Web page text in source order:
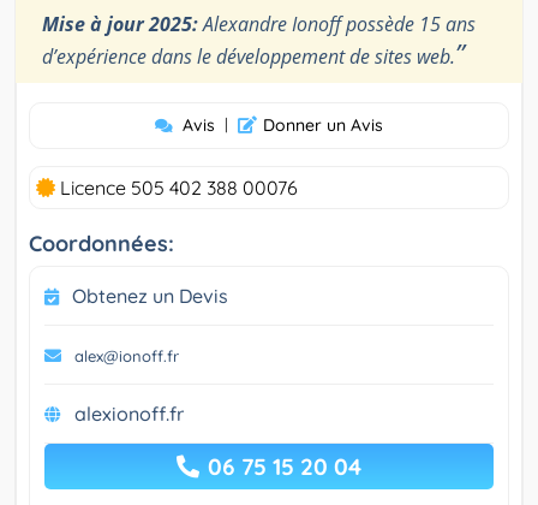
Mise à jour 2025:Alexandre Ionoff possède 15 ans
d’expérience dans le développement de sites web.”
Avis | Donner un Avis
Licence 505 402 388 00076
Coordonnées:
Obtenez un Devis
alex@ionoff.fr
alexionoff.fr
06 75 15 20 04